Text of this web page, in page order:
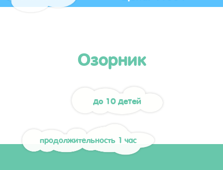
Озорник
до 10 детей
продолжительность 1 час